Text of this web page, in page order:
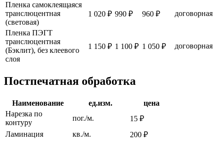
Пленка самоклеящаяся
транслюцентная
(световая)
1 020 ₽ 990 ₽ 960 ₽ договорная
Пленка ПЭГТ
транслюцентная
(Бэклит), без клеевого
слоя
1 150 ₽ 1 100 ₽ 1 050 ₽ договорная
Постпечатная обработка
Наименование ед.изм.
цена
Нарезка по
контуру
пог./м.
15 ₽
Ламинация
кв./м. 200 ₽